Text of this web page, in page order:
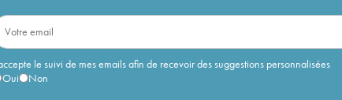
le suivi de mes emails afin de recevoir des suggestions personnalisées
Oui
Non